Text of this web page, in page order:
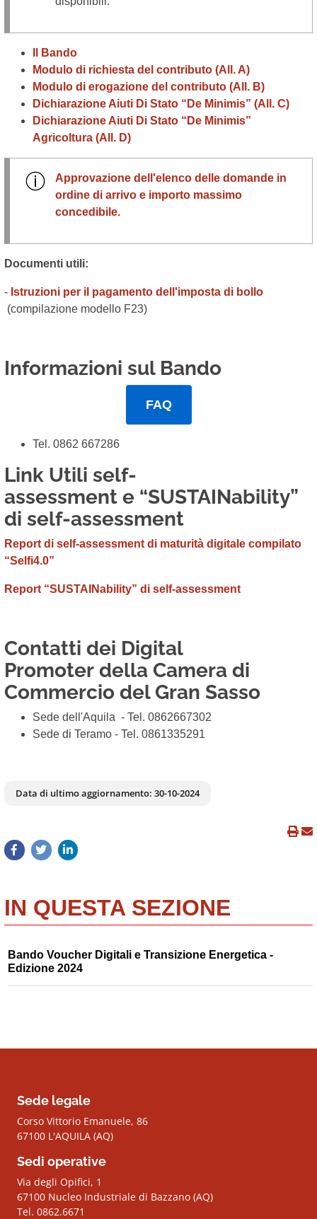
Il Bando
Modulo di richiesta del contributo (All. A)
Modulo di erogazione del contributo (All. B)
Dichiarazione Aiuti Di Stato “De Minimis” (All. C)
Dichiarazione Aiuti Di Stato “De Minimis”
Agricoltura (All. D)
Approvazione dell'elenco delle domande in
ordine di arrivo e importo massimo
concedibile.
Documenti utili:
- Istruzioni per il pagamento dell'imposta di bollo
(compilazione modello F23)
Informazioni sul Bando
FAQ
Tel. 0862 667286
Link Utili self-
assessment e “SUSTAINability”
di self-assessment
Report di self-assessment di maturità digitale compilato
“Selfi4.0”
Report “SUSTAINability” di self-assessment
Contatti dei Digital
Promoter della Camera di
Commercio del Gran Sasso
Sede dell'Aquila - Tel. 0862667302
Sede di Teramo - Tel. 0861335291
Data di ultimo aggiornamento: 30-10-2024
IN QUESTA SEZIONE
Bando Voucher Digitali e Transizione Energetica -
Edizione 2024
Sede legale
Corso Vittorio Emanuele, 86
67100 L'AQUILA (AQ)
Sedi operative
Via degli Opifici, 1
67100 Nucleo Industriale di Bazzano (AQ)
Tel. 0862.6671